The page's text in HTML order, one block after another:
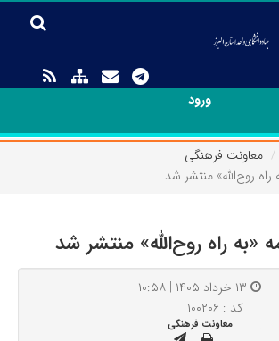
ورود
معاونت فرهنگی
راه روح‌الله» منتشر شد
«به راه روح‌الله» منتشر شد
کد : ۱۰۰۲۰۶
معاونت فرهنگی